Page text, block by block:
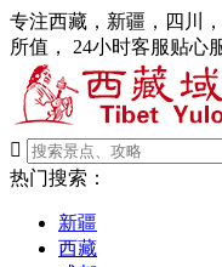
专注西藏，新疆，四川
所值， 24小时客服贴心

热门搜索：
新疆
西藏